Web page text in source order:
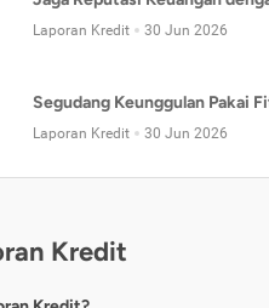
Laporan Kredit 30 Jun 2026
Segudang Keunggulan Pakai
Laporan Kredit 30 Jun 2026
Kredit